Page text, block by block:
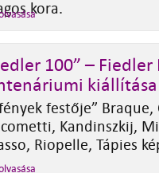
kora.
100” – Fiedler
kiállítása
festője” Braque,
Kandinszkij,
Riopelle, Tápies